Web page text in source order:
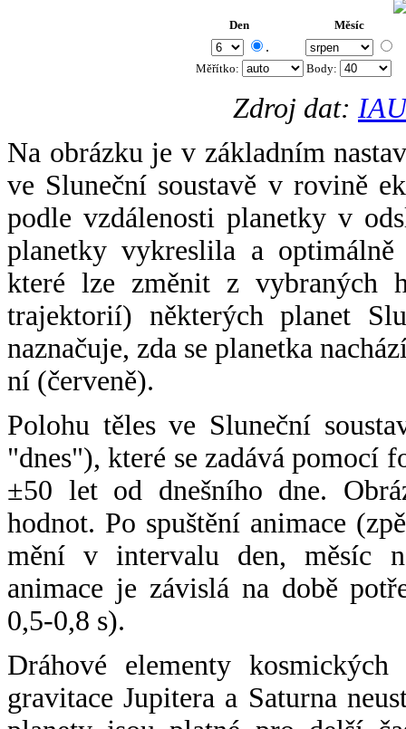
Den Měsíc
.
Měřítko: Body:
Zdroj dat:
Na obrázku je v základním
ve Sluneční soustavě v rovině
podle vzdálenosti planetky v
planetky vykreslila a
které lze změnit z vybraných
trajektorií) některých planet
naznačuje, zda se planetka
ní (červeně).
Polohu těles ve Sluneční
"dnes"), které se zadává pomocí
±50 let od dnešního dne.
hodnot. Po spuštění animace
mění v intervalu den, měsíc
animace je závislá na době
0,5-0,8 s).
Dráhové elementy
gravitace Jupitera a Saturna